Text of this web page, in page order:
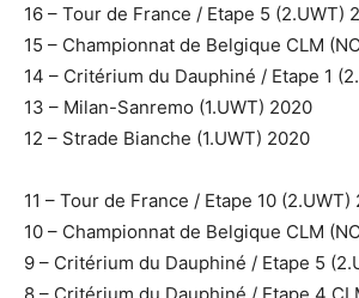
16 – Tour de France / Etape 5 (2.UWT)
15 – Championnat de Belgique CLM
14 – Critérium du Dauphiné / Etape 1
13 – Milan-Sanremo (1.UWT) 2020
12 – Strade Bianche (1.UWT) 2020
11 – Tour de France / Etape 10 (2.UWT)
10 – Championnat de Belgique CLM
9 – Critérium du Dauphiné / Etape 5